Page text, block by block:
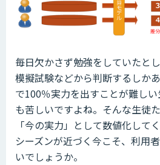
毎日欠かさず勉強をしていたと
模擬試験などから判断するしか
で100％実力を出すことが難し
も苦しいですよね。そんな生徒
「今の実力」として数値化して
シーズンが近づく今こそ、利用
いでしょうか。